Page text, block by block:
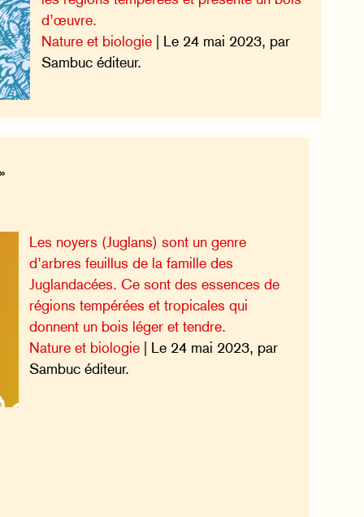
d’œuvre.
Nature et biologie| Le 24 mai 2023, par
Sambuc éditeur.
Les noyers (Juglans) sont un genre
d’arbres feuillus de la famille des
Juglandacées. Ce sont des essences de
régions tempérées et tropicales qui
donnent un bois léger et tendre.
Nature et biologie | Le 24 mai 2023, par
Sambuc éditeur.